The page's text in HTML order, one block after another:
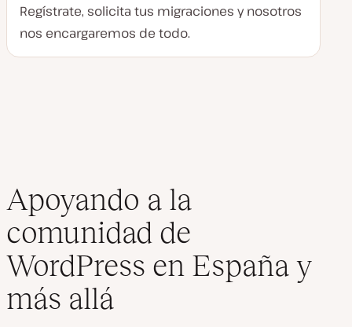
Regístrate, solicita tus migraciones y nosotros
nos encargaremos de todo.
Apoyando a la
comunidad de
WordPress en España y
más allá